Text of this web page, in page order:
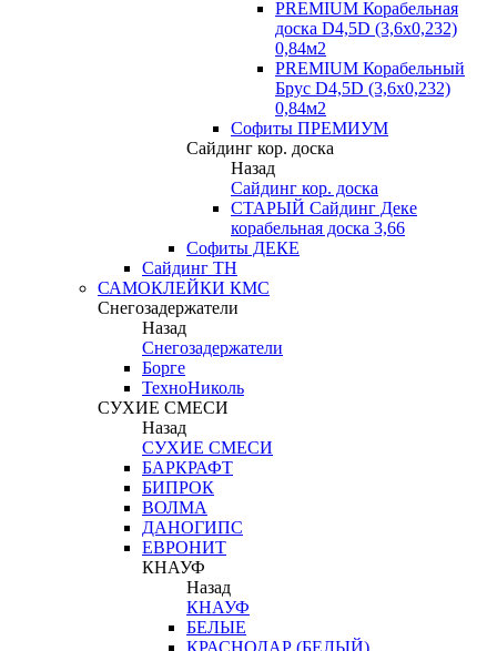
PREMIUM Корабельная
доска D4,5D (3,6х0,232)
0,84м2
PREMIUM Корабельный
Брус D4,5D (3,6х0,232)
0,84м2
Софиты ПРЕМИУМ
Сайдинг кор. доска
Назад
Сайдинг кор. доска
СТАРЫЙ Сайдинг Деке
корабельная доска 3,66
Софиты ДЕКЕ
Сайдинг ТН
САМОКЛЕЙКИ КМС
Снегозадержатели
Назад
Снегозадержатели
Борге
ТехноНиколь
СУХИЕ СМЕСИ
Назад
СУХИЕ СМЕСИ
БАРКРАФТ
БИПРОК
ВОЛМА
ДАНОГИПС
ЕВРОНИТ
КНАУФ
Назад
КНАУФ
БЕЛЫЕ
КРАСНОДАР (БЕЛЫЙ)